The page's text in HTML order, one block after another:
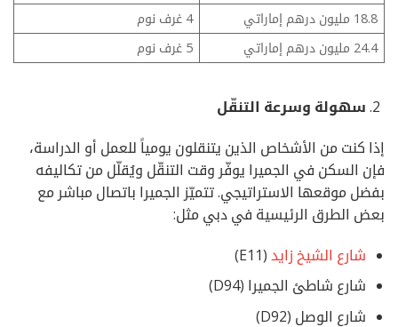
18.8 مليون درهم إماراتي
4 غرف نوم
24.4 مليون درهم إماراتي
5 غرف نوم
سهولة وسرعة التنقّل
إذا كنت من الأشخاص الذين يتنقلون يومياً للعمل أو الدراسة،
فإن السكن في الجميرا يوفّر وقت التنقّل ويُقلّل من تكاليفه
بفضل موقعها الاستراتيجي. تتميّز الجميرا باتصال مباشر مع
بعض الطرق الرئيسية في دبي مثل:
شارع الشيخ زايد(E11)
شارع شاطئ الجميرا (D94)
شارع الوصل (D92)